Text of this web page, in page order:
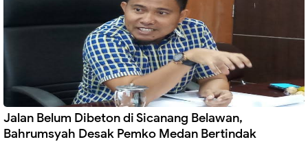
Jalan Belum Dibeton di Sicanang Belawan,
Bahrumsyah Desak Pemko Medan Bertindak